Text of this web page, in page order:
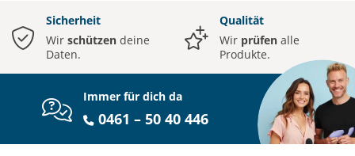
Sicherheit
Wir schützen deine
Daten.
Qualität
Wir prüfen alle
Produkte.
Immer für dich da
0461 – 50 40 446